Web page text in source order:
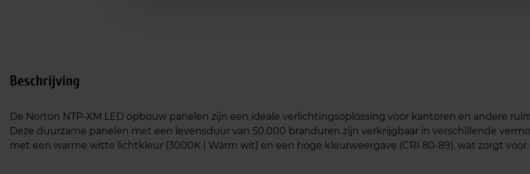
Beschrijving
De Norton NTP-XM LED opbouw panelen zijn een ideale verlichtingsoplossing voor kantoren en andere
Deze duurzame panelen met een levensduur van 50.000 branduren zijn verkrijgbaar in verschillende
met een warme witte lichtkleur (3000K | Warm wit) en een hoge kleurweergave (CRI 80-89), wat zorgt